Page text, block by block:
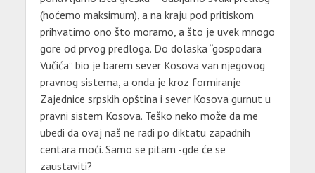
(hoćemo maksimum), a na kraju pod pritiskom
prihvatimo ono što moramo, a što je uvek mnogo
gore od prvog predloga. Do dolaska “gospodara
Vučića” bio je barem sever Kosova van njegovog
pravnog sistema, a onda je kroz formiranje
Zajednice srpskih opština i sever Kosova gurnut u
pravni sistem Kosova. Teško neko može da me
ubedi da ovaj naš ne radi po diktatu zapadnih
centara moći. Samo se pitam -gde će se
zaustaviti?